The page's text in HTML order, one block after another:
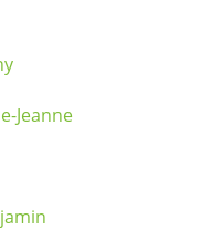
Jeanne